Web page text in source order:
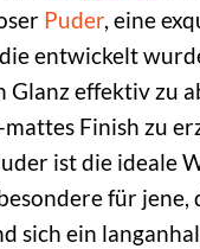
Puder, eine
entwickelt
Glanz effektiv zu
Finish zu
ist die ideale
für jene,
sich ein